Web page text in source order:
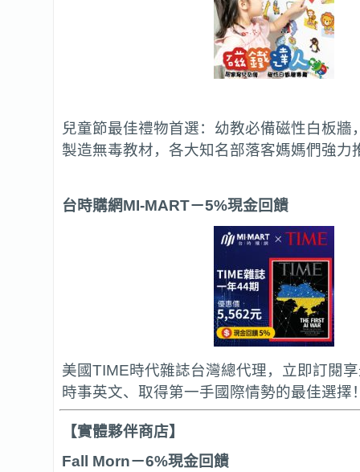
兒童節最佳禮物首選：幼教必備磁性白板牆
製造無毒教材，各大知名部落客媽媽們強力
台時購網MI-MART－5%現金回饋
美國TIME時代雜誌台灣總代理，立即訂閱
時事英文、取得第一手國際情勢的最佳選擇
【實體夥伴商店】
Fall Morn－6%現金回饋